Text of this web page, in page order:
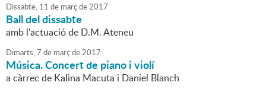
Dissabte, 11 de marçde2017
Ball del dissabte
amb l'actuació de D.M. Ateneu
Dimarts,7 de marçde2017
Música. Concert de piano i violí
a càrrec de Kalina Macuta i Daniel Blanch